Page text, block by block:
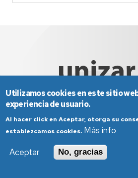
Aviso Legal
Condiciones
Política de Privacidad
Política
Utilizamos cookies en este sitio
experiencia de usuario.
Al hacer click en Aceptar, otorga su
establezcamos cookies. Más info
Aceptar
No, gracias